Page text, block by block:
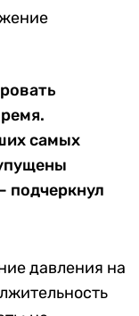
самых
подчеркнул
давления на